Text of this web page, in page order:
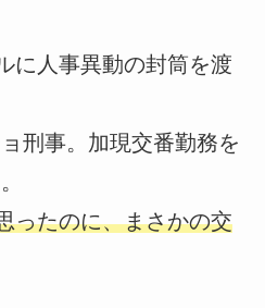
に人事異動の封筒を渡
刑事。加現交番勤務を
ったのに、まさかの交